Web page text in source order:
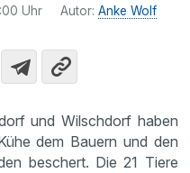
Uhr Autor:Anke Wolf
und Wilschdorf haben
dem Bauern und den
beschert. Die 21 Tiere